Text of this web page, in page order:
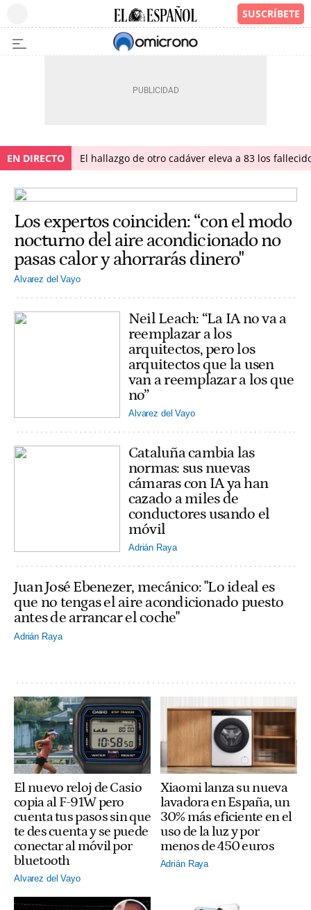
EN DIRECTO El hallazgo de otro cadáver eleva a 83 los
Los expertos coinciden: “con el modo
nocturno del aire acondicionado no
pasas calor y ahorrarás dinero"
Alvarez del Vayo
Neil Leach: “La IA no va a
reemplazar a los
arquitectos, pero los
arquitectos que la usen
van a reemplazar a los que
no”
Alvarez del Vayo
Cataluña cambia las
normas: sus nuevas
cámaras con IA ya han
cazado a miles de
conductores usando el
móvil
Adrián Raya
Juan José Ebenezer, mecánico: "Lo ideal es
que no tengas el aire acondicionado puesto
antes de arrancar el coche"
Adrián Raya
El nuevo reloj de Casio
copia al F-91W pero
cuenta tus pasos sin que
te des cuenta y se puede
conectar al móvil por
bluetooth
Alvarez del Vayo
Xiaomi lanza su nueva
lavadora en España, un
30% más eficiente en el
uso de la luz y por
menos de 450 euros
Adrián Raya